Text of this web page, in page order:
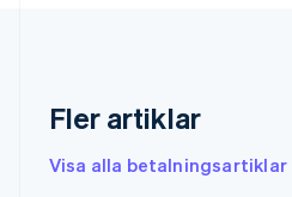
Fler artiklar
Visa alla betalningsartiklar
English
Hongkong SAR, Kina
English 简体中文